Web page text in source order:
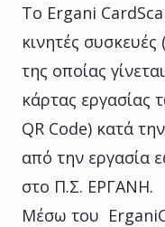
Το Ergani
κινητές
της οποίας
κάρτας
QR Code) κατά
από την εργασία
στο Π.Σ. ΕΡΓΑΝΗ.
Μέσω του